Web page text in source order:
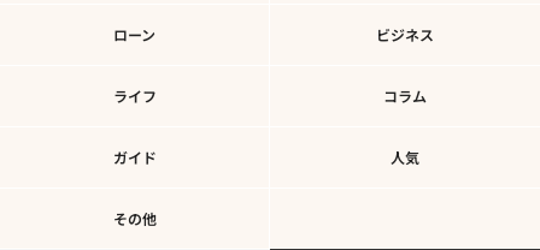
ローン ビジネス
ライフ コラム
ガイド 人気
その他